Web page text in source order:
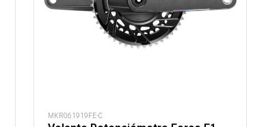
MKR061919FE-C